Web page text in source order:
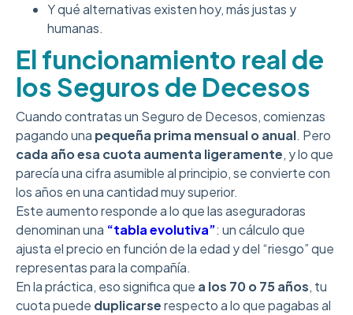
Y qué alternativas existen hoy, más justas y
humanas.
El funcionamiento real de
los Seguros de Decesos
Cuando contratas un Seguro de Decesos, comienzas
pagando una pequeña prima mensual o anual. Pero
cada año esa cuota aumenta ligeramente, y lo que
parecía una cifra asumible al principio, se convierte con
los años en una cantidad muy superior.
Este aumento responde a lo que las aseguradoras
denominan una “tabla evolutiva”: un cálculo que
ajusta el precio en función de la edad y del “riesgo” que
representas para la compañía.
En la práctica, eso significa que a los 70 o 75 años, tu
cuota puede duplicarserespecto a lo que pagabas al